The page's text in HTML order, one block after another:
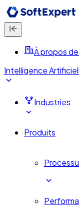
À propos
Intelligence
Industries
Produits